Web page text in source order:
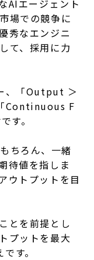
AIエージェント
場での競争に
秀なエンジニ
て、採用に力
、「Output ＞
Continuous F
す。
ちろん、一緒
待値を指しま
ウトプットを目
とを前提とし
プットを最大
す。